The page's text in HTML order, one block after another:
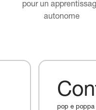
pour un
autonome
pop e poppa